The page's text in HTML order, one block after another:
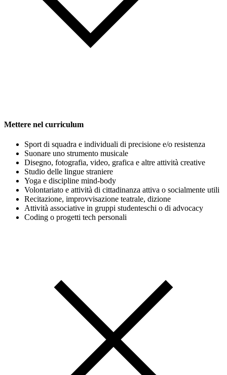
Mettere nel curriculum
Sport di squadra e individuali di precisione e/o resistenza
Suonare uno strumento musicale
Disegno, fotografia, video, grafica e altre attività creative
Studio delle lingue straniere
Yoga e discipline mind-body
Volontariato e attività di cittadinanza attiva o socialmente utili
Recitazione, improvvisazione teatrale, dizione
Attività associative in gruppi studenteschi o di advocacy
Coding o progetti tech personali